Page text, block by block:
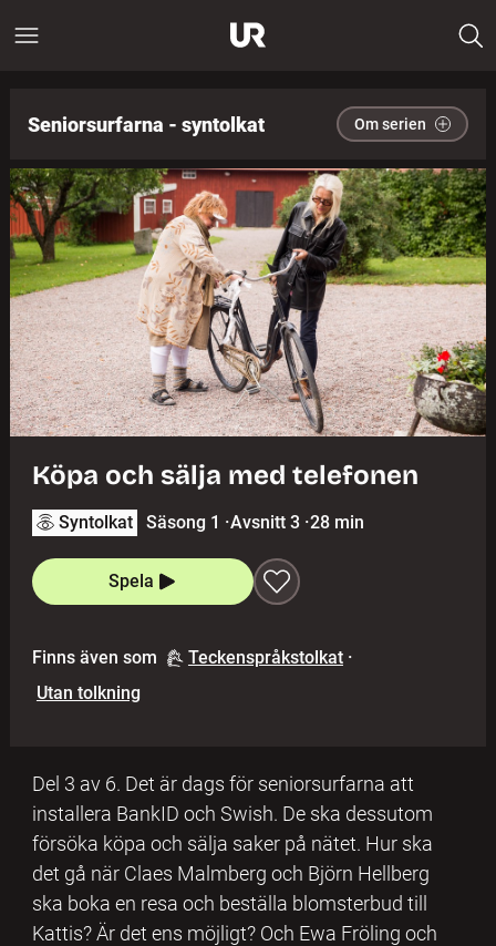
Seniorsurfarna - syntolkat Om serien
Köpa och sälja med telefonen
Syntolkat Säsong 1 ·Avsnitt 3 ·28 min
Spela
Finns även som Teckenspråkstolkat ·
Utan tolkning
Del 3 av 6. Det är dags för seniorsurfarna att
installera BankID och Swish. De ska dessutom
försöka köpa och sälja saker på nätet. Hur ska
det gå när Claes Malmberg och Björn Hellberg
ska boka en resa och beställa blomsterbud till
Kattis? Är det ens möjligt? Och Ewa Fröling och